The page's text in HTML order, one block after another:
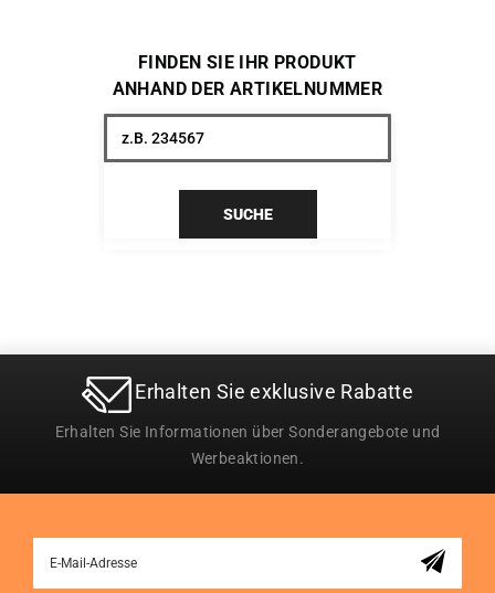
FINDEN SIE IHR PRODUKT
ANHAND DER ARTIKELNUMMER
SUCHE
Erhalten Sie exklusive Rabatte
Erhalten Sie Informationen über Sonderangebote und
Werbeaktionen.